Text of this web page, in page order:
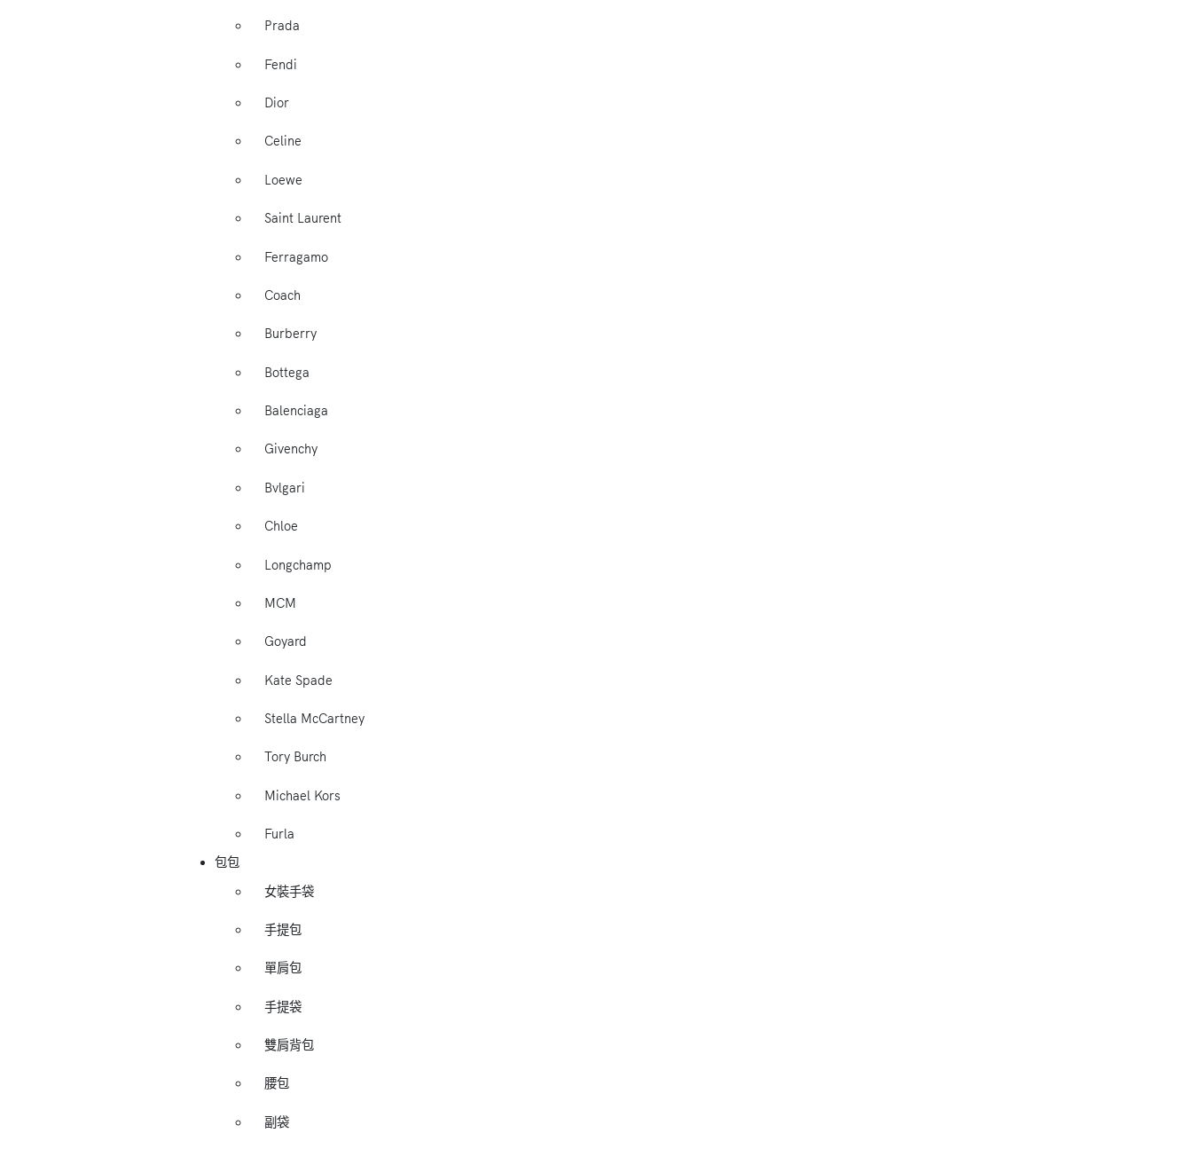
Prada
Fendi
Dior
Celine
Loewe
Saint Laurent
Ferragamo
Coach
Burberry
Bottega
Balenciaga
Givenchy
Bvlgari
Chloe
Longchamp
MCM
Goyard
Kate Spade
Stella McCartney
Tory Burch
Michael Kors
Furla
包包
女裝手袋
手提包
單肩包
手提袋
雙肩背包
腰包
副袋